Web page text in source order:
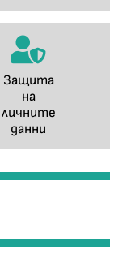
Защита
на
личните
данни